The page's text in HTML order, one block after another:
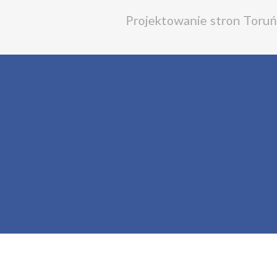
Projektowanie stron Toruń